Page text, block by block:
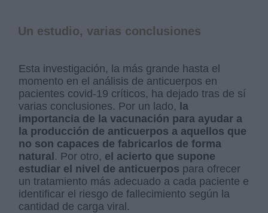
Un estudio, varias conclusiones
Esta investigación, la más grande hasta el
momento en el análisis de anticuerpos en
pacientes covid-19 críticos, ha dejado tras de sí
varias conclusiones. Por un lado, la
importancia de la vacunación para ayudar a
la producción de anticuerpos a aquellos que
no son capaces de fabricarlos de forma
natural. Por otro, el acierto que supone
estudiar el nivel de anticuerpos para ofrecer
un tratamiento más adecuado a cada paciente e
identificar el riesgo de fallecimiento según la
cantidad de carga viral.